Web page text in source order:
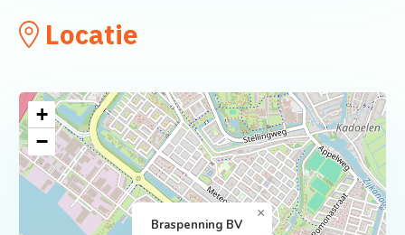
Locatie
Braspenning BV
×
+
−